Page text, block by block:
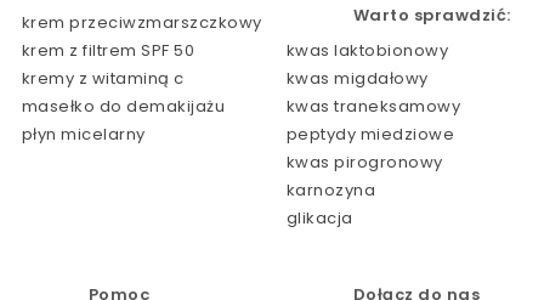
krem przeciwzmarszczkowy
krem z filtrem SPF 50
kremy z witaminą c
masełko do demakijażu
płyn micelarny
Warto sprawdzić:
kwas laktobionowy
kwas migdałowy
kwas traneksamowy
peptydy miedziowe
kwas pirogronowy
karnozyna
glikacja
Pomoc Dołącz do nas